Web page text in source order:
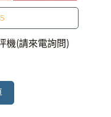
機(請來電詢問)